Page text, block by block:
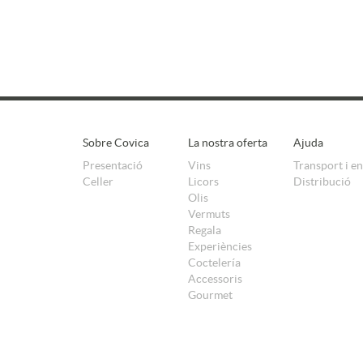
Sobre Covica
Presentació
Celler
La nostra oferta
Vins
Licors
Olis
Vermuts
Regala
Experiències
Coctelería
Accessoris
Gourmet
Ajuda
Transport i
Distribució